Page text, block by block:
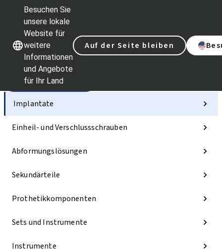
Besuchen Sie
unsere lokale
Website für
weitere
Informationen
und Angebote
für Ihr Land
Auf der Seite bleiben
Unsere MarkenUnsere Marken
Kategorien
Implantate
Einheil- und Verschlussschrauben
Abformungslösungen
Sekundärteile
Prothetikkomponenten
Sets und Instrumente
Instrumente